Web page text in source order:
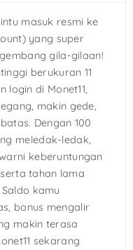
masuk resmi ke
yang super
gila-gilaan!
berukuran 11
login di Monet11,
makin gede,
Dengan 100
meledak-ledak,
keberuntungan
tahan lama
kamu
bonus mengalir
makin terasa
sekarang